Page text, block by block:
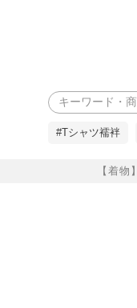
【着物】
検索
#Tシャツ襦袢